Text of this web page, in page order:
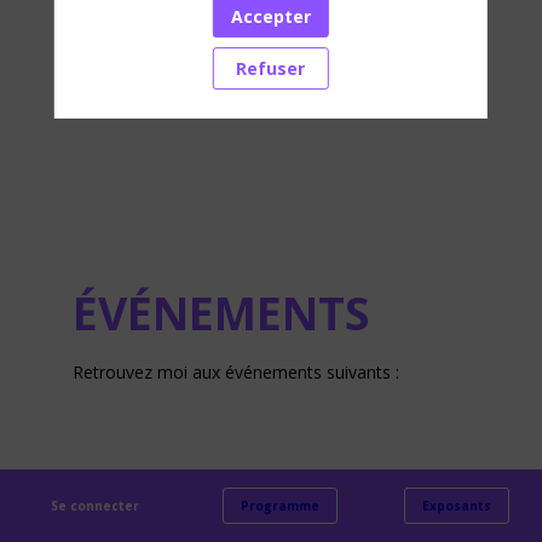
recrutement et d'accompagnement de carrière
spécialisé, Omnia Culture accompagne chaque
année plus de 40 entreprises culturelles dans
l'attraction, le recrutement et la fidélisation des
ÉVÉNEMENTS
Retrouvez moi aux événements suivants :
Se connecter Programme Exposants
Accepter
Refuser